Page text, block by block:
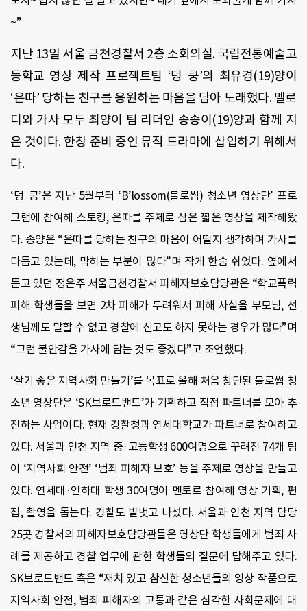
~”
지난 13일 서울 금천경찰서 2층 소회의실. 국립전통예술고
등학교 영상 제작 프로젝트팀 ‘덩–쿵’의 최유경(19)양이
‘은따’ 당하는 친구를 응원하는 마음을 담아 노래했다.멜로
디와 가사 모두 최양이 팀 리더인 송송이 (19)양과 함께 지
은 것이다. 한창 준비 중인 뮤직 드라마에 삽입하기 위해서
다.
‘덩–쿵’은 지난5월부터 ‘B’lossom(블로썸) 청소년 영상단’ 프로
그램에 참여해 스토킹, 은따를 주제로 삼은 짧은 영상을 제작해왔
다. 송양은 “은따를 당하는 친구의 마음이 어떨지 생각하며 가사를
다듬고 있는데, 막히는 부분이 많다”며 작게 한숨 쉬었다. 옆에서
듣고 있던 정은주 서울금천경찰서 피해자보호담당관은 “학교폭력
피해 학생들을 보면 2차 피해가 두려워서 피해 사실을 부모님, 선
생님께도 말할 수 없고 경찰에 신고도 하지 못하는 경우가 많다”며
“그런 불안감을 가사에 담는 것도 좋겠다”고 조언했다.
‘살기 좋은 지역사회 만들기 ’를 목표로 올해 처음 창단된 블로썸 청
소년 영상단은 ‘SK브로드밴드’가 기획하고 직접 파트너를 모아 추
진하는 사업이다. 현재 경찰청과 연세대학교가 파트너로 참여하고
있다. 서울과 인천 지역 중·고등학생 600여명으로 꾸려진 74개 팀
이 ‘지역사회 안전’ ‘범죄 피해자 보호’ 등을 주제로 영상을 만들고
있다. 연세대·인하대 학생 30여명이 멘토로 참여해 영상 기획, 편
집, 촬영을 돕는다. 경찰도 발벗고 나섰다. 서울과 인천 지역 담당
25곳 경찰서의 피해자보호담당관들은 영상단 학생들에게 범죄 사
례를 제공하고 경찰 업무에 관한 학생들의 질문에 답해주고 있다.
SK브로드밴드 측은 “재치 있고 참신한 청소년들의 영상 작품으로
지역사회 안전, 범죄 피해자의 고통과 같은 심각한 사회문제에 대